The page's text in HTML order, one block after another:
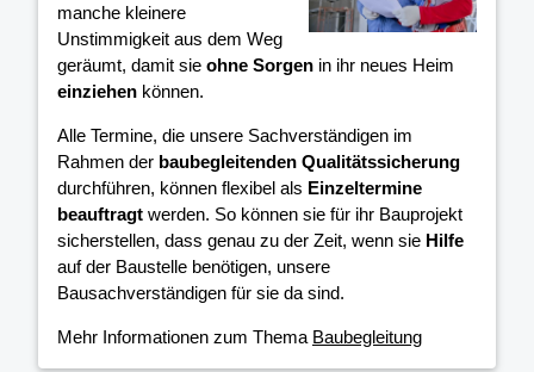
manche kleinere
Unstimmigkeit aus dem Weg
geräumt, damit sie ohne Sorgen in ihr neues Heim
einziehen können.
Alle Termine, die unsere Sachverständigen im
Rahmen der baubegleitenden Qualitätssicherung
durchführen, können flexibel als Einzeltermine
beauftragt werden. So können sie für ihr Bauprojekt
sicherstellen, dass genau zu der Zeit, wenn sie Hilfe
auf der Baustelle benötigen, unsere
Bausachverständigen für sie da sind.
Mehr Informationen zum Thema Baubegleitung